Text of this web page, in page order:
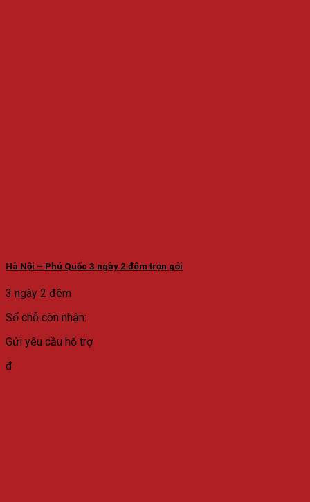
Hà Nội – Phú Quốc 3 ngày 2 đêm trọn gói
3 ngày 2 đêm
Số chỗ còn nhận:
Gửi yêu cầu hỗ trợ
đ